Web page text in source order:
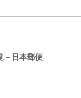
－日本郵便